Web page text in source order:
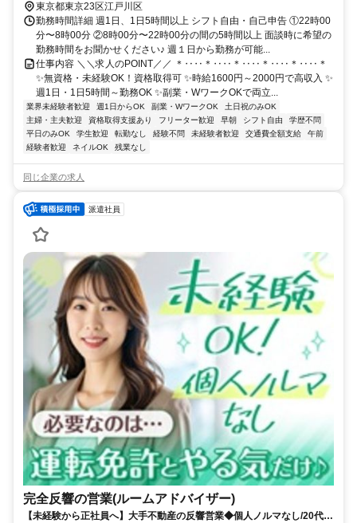
東京都東京23区江戸川区
勤務時間詳細 週1日、1日5時間以上 シフト自由・自己申告 ①22時00
分〜8時00分 ②8時00分〜22時00分の間の5時間以上 面談時に希望の
勤務時間をお聞かせください♪ 週１日から勤務が可能...
仕事内容 ＼＼求人のPOINT／／ ＊‥‥＊‥‥＊‥‥＊‥‥＊‥‥＊
✨無資格・未経験OK！資格取得可 ✨時給1600円～2000円で高収入 ✨
週1日・1日5時間～勤務OK ✨副業・WワークOKで両立...
業界未経験者歓迎 週1日からOK 副業・WワークOK
土日祝のみOK
主婦・主夫歓迎
資格取得支援あり フリーター歓迎 早朝 シフト自由
学歴不問
平日のみOK
学生歓迎 転勤なし 経験不問 未経験者歓迎 交通費全額支給
午前
経験者歓迎
ネイルOK 残業なし
同じ企業の求人
派遣社員
完全反響の営業(ルームアドバイザー)
【未経験から正社員へ】大手不動産の反響営業◆個人ノルマなし/20代・